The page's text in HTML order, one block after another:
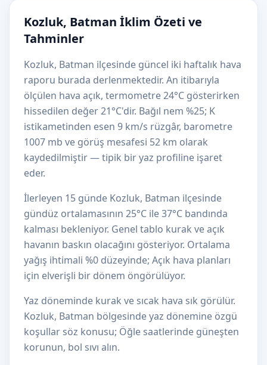
Kozluk, Batman İklim Özeti ve
Tahminler
Kozluk, Batman ilçesinde güncel iki haftalık hava
raporu burada derlenmektedir. An itibarıyla
ölçülen hava açık, termometre 24°C gösterirken
hissedilen değer 21°C'dir. Bağıl nem %25; K
istikametinden esen 9 km/s rüzgâr, barometre
1007 mb ve görüş mesafesi 52 km olarak
kaydedilmiştir — tipik bir yaz profiline işaret
eder.
İlerleyen 15 günde Kozluk, Batman ilçesinde
gündüz ortalamasının 25°C ile 37°C bandında
kalması bekleniyor. Genel tablo kurak ve açık
havanın baskın olacağını gösteriyor. Ortalama
yağış ihtimali %0 düzeyinde; Açık hava planları
için elverişli bir dönem öngörülüyor.
Yaz döneminde kurak ve sıcak hava sık görülür.
Kozluk, Batman bölgesinde yaz dönemine özgü
koşullar söz konusu; Öğle saatlerinde güneşten
korunun, bol sıvı alın.